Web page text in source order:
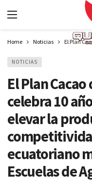
Home Noticias El Plan
NOTICIAS
El Plan
celebra 10
elevar la
ecuatoriano
Escuelas de